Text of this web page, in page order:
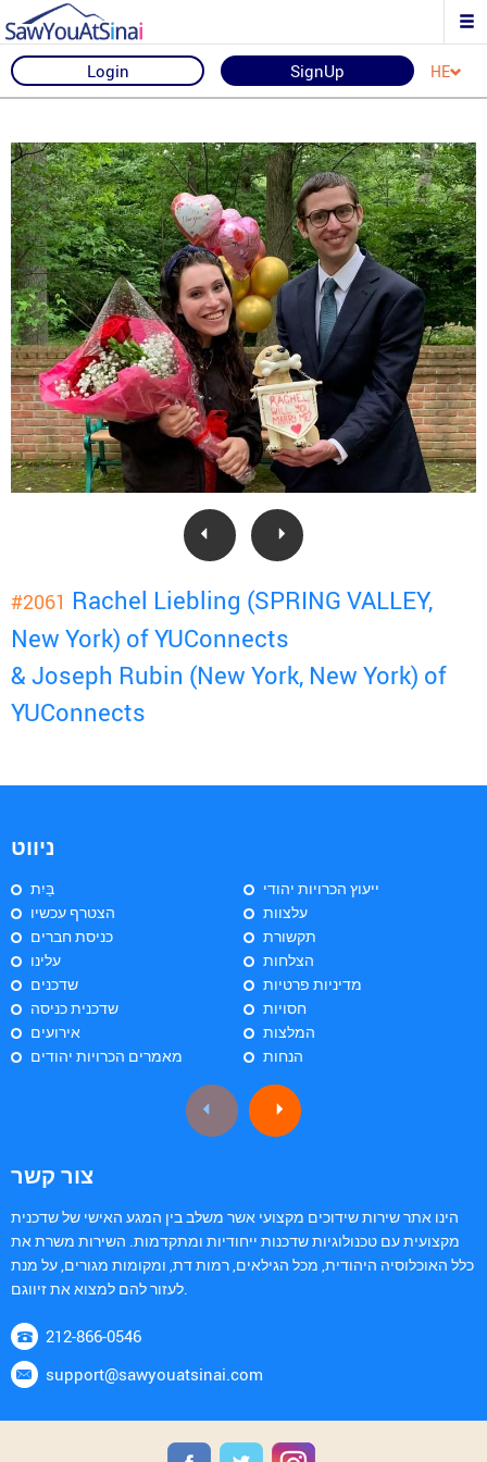
Login SignUp HE
#2061 Rachel Liebling (SPRING VALLEY,
New York) of YUConnects
& Joseph Rubin (New York, New York) of
YUConnects
ניווט
בַּיִת
הצטרף עכשיו
כניסת חברים
עלינו
שדכנים
שדכנית כניסה
אירועים
מאמרים הכרויות יהודים
ייעוץ הכרויות יהודי
עלצוות
תקשורת
הצלחות
מדיניות פרטיות
חסויות
המלצות
הנחות
צור קשר
הינו אתר שירות שידוכים מקצועי אשר משלב בין המגע האישי של שדכנית
מקצועית עם טכנולוגיות שדכנות ייחודיות ומתקדמות. השירות משרת את
כלל האוכלוסיה היהודית, מכל הגילאים, רמות דת, ומקומות מגורים, על מנת
לעזור להם למצוא את זיווגם.
212-866-0546
support@sawyouatsinai.com